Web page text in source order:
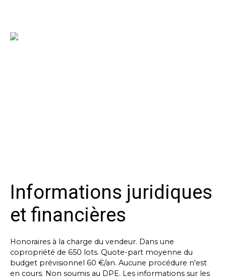
Informations juridiques
et financières
Honoraires à la charge du vendeur. Dans une
copropriété de 650 lots. Quote-part moyenne du
budget prévisionnel 60 €/an. Aucune procédure n'est
en cours. Non soumis au DPE. Les informations sur les